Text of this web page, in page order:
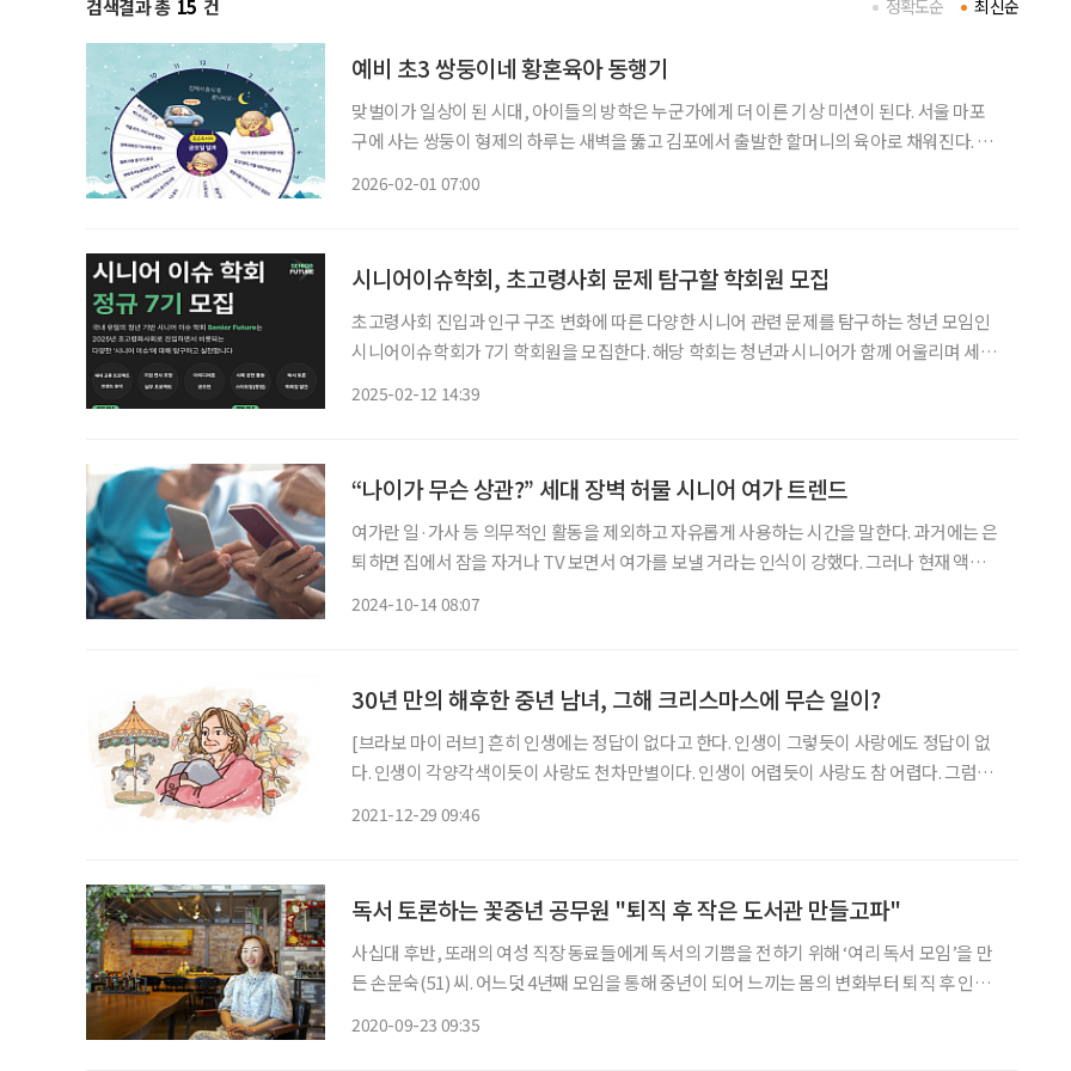
검색결과 총 15 건 최신순
정확도순
예비 초3 쌍둥이네 황혼육아 동행기
맞벌이가 일상이 된 시대, 아이들의 방학은 누군가에게 더 이른 기상 미션이 된다. 서울 마포
구에 사는 쌍둥이 형제의 하루는 새벽을 뚫고 김포에서 출발한 할머니의 육아로 채워진다. 윤
2026-02-01 07:00
시니어이슈학회, 초고령사회 문제 탐구할 학회원 모집
초고령사회 진입과 인구 구조 변화에 따른 다양한 시니어 관련 문제를 탐구하는 청년 모임인
시니어이슈학회가 7기 학회원을 모집한다. 해당 학회는 청년과 시니어가 함께 어울리며 세대
2025-02-12 14:39
“나이가 무슨 상관?” 세대 장벽 허물 시니어 여가 트렌드
여가란 일·가사 등 의무적인 활동을 제외하고 자유롭게 사용하는 시간을 말한다. 과거에는 은
퇴하면 집에서 잠을 자거나 TV 보면서 여가를 보낼 거라는 인식이 강했다. 그러나 현재 액티
2024-10-14 08:07
30년 만의 해후한 중년 남녀, 그해 크리스마스에 무슨 일이?
[브라보 마이 러브] 흔히 인생에는 정답이 없다고 한다. 인생이 그렇듯이 사랑에도 정답이 없
다. 인생이 각양각색이듯이 사랑도 천차만별이다. 인생이 어렵듯이 사랑도 참 어렵다. 그럼에
2021-12-29 09:46
독서 토론하는 꽃중년 공무원 "퇴직 후 작은 도서관 만들고파"
사십대 후반, 또래의 여성 직장 동료들에게 독서의 기쁨을 전하기 위해 ‘여리 독서 모임’을 만
든 손문숙(51) 씨. 어느덧 4년째 모임을 통해 중년이 되어 느끼는 몸의 변화부터 퇴직 후 인생
2020-09-23 09:35